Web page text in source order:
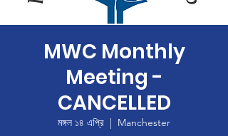
MWC Monthly
Meeting -
CANCELLED
মঙ্গল ১৪ এপ্রি
  |
Manchester